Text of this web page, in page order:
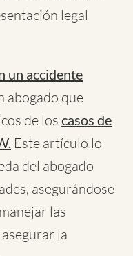
legal
un accidente
abogado que
de los casos de
Este artículo lo
del abogado
asegurándose
las
la